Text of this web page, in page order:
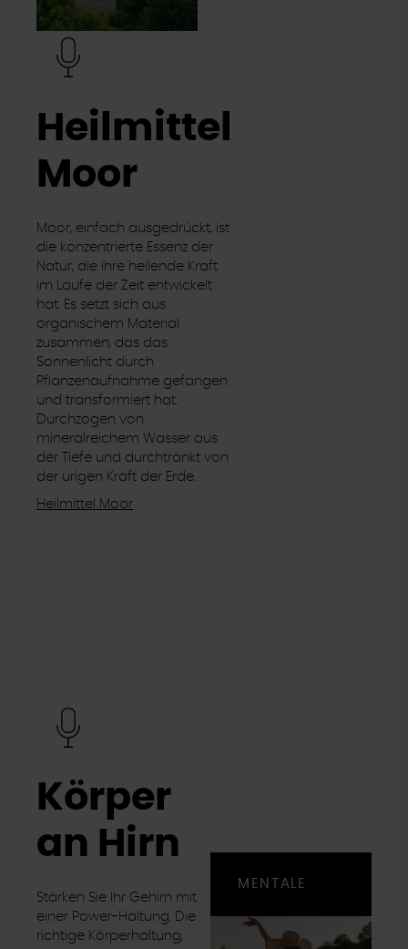
Heilmittel
Moor
Moor, einfach ausgedrückt, ist
die konzentrierte Essenz der
Natur, die ihre heilende Kraft
im Laufe der Zeit entwickelt
hat. Es setzt sich aus
organischem Material
zusammen, das das
Sonnenlicht durch
Pflanzenaufnahme gefangen
und transformiert hat.
Durchzogen von
mineralreichem Wasser aus
der Tiefe und durchtränkt von
der urigen Kraft der Erde.
Heilmittel Moor
MENTALE
Körper
an Hirn
Stärken Sie Ihr Gehirn mit
einer Power-Haltung. Die
richtige Körperhaltung,